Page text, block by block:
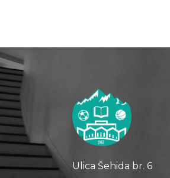
Ulica Šehida br. 6